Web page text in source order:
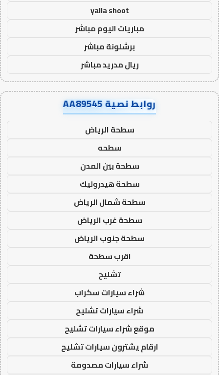
yalla shoot
مباريات اليوم مباشر
برشلونة مباشر
ريال مدريد مباشر
روابط نصية AA89545
سطحة الرياض
سطحه
سطحة بين المدن
سطحة هيدروليك
سطحة شمال الرياض
سطحة غرب الرياض
سطحة جنوب الرياض
اقرب سطحة
تشليح
شراء سيارات سكراب
شراء سيارات تشليح
موقع شراء سيارات تشليح
ارقام يشترون سيارات تشليح
شراء سيارات مصدومة